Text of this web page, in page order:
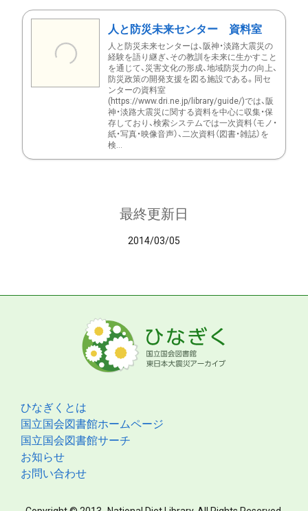
人と防災未来センター 資料室
人と防災未来センターは、阪神・淡路大震災の
経験を語り継ぎ、その教訓を未来に生かすこと
を通じて、災害文化の形成、地域防災力の向上、
防災政策の開発支援を図る施設である。同セ
ンターの資料室
(https://www.dri.ne.jp/library/guide/)では、阪
神・淡路大震災に関する資料を中心に収集・保
存しており、検索システムでは一次資料（モノ・
紙・写真・映像音声）、二次資料（図書・雑誌）を
検...
最終更新日
2014/03/05
ひなぎくとは
国立国会図書館ホームページ
国立国会図書館サーチ
お知らせ
お問い合わせ